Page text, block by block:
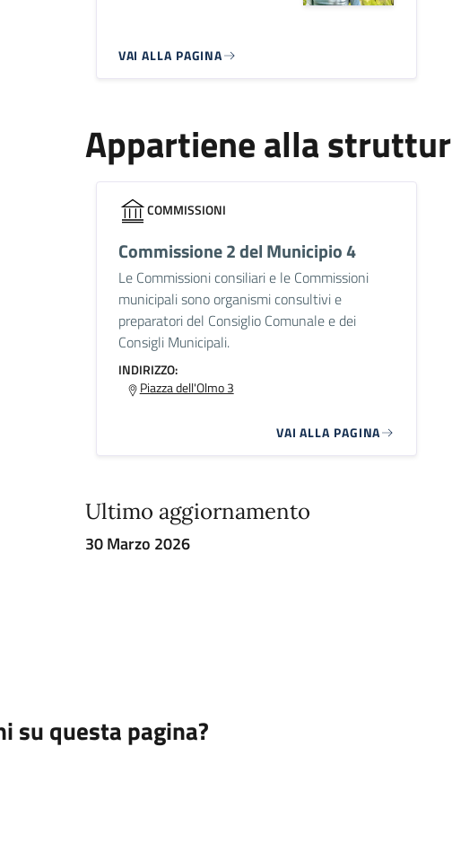
VAI ALLA PAGINA
Appartiene alla
COMMISSIONI
Commissione 2 del Municipio 4
Le Commissioni consiliari e le Commissioni
municipali sono organismi consultivi e
preparatori del Consiglio Comunale e dei
Consigli Municipali.
INDIRIZZO:
Piazza dell'Olmo 3
VAI ALLA PAGINA
Ultimo aggiornamento
30 Marzo 2026